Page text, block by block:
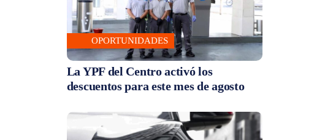
OPORTUNIDADES
La YPF del Centro activó los
descuentos para este mes de agosto